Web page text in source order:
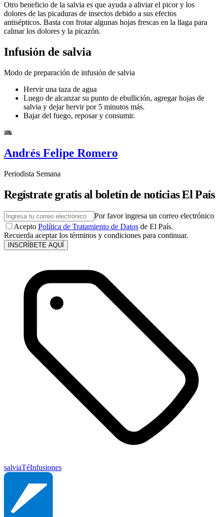
Otro beneficio de la salvia es que ayuda a aliviar el picor y los
dolores de las picaduras de insectos debido a sus efectos
antisépticos. Basta con frotar algunas hojas frescas en la llaga para
calmar los dolores y la picazón.
Infusión de salvia
Modo de preparación de infusión de salvia
Hervir una taza de agua
Luego de alcanzar su punto de ebullición, agregar hojas de
salvia y dejar hervir por 5 minutos más.
Bajar del fuego, reposar y consumir.
Andrés Felipe Romero
Periodista Semana
Regístrate gratis al boletín de noticias El País
Por favor ingresa un correo electrónico
Acepto Política de Tratamiento de Datos de El País.
Recuerda aceptar los términos y condiciones para continuar.
INSCRÍBETE AQUÍ
salviaTéInfusiones